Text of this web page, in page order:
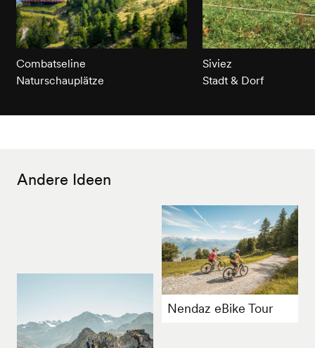
Combatseline
Naturschauplätze
Siviez
Stadt & Dorf
Andere Ideen
Nendaz eBike Tour